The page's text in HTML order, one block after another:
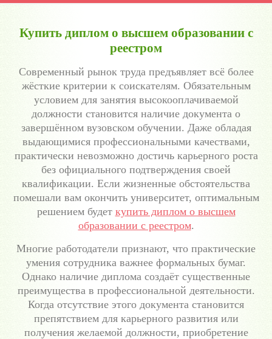
Купить диплом о высшем образовании с
реестром
Современный рынок труда предъявляет всё более
жёсткие критерии к соискателям. Обязательным
условием для занятия высокооплачиваемой
должности становится наличие документа о
завершённом вузовском обучении. Даже обладая
выдающимися профессиональными качествами,
практически невозможно достичь карьерного роста
без официального подтверждения своей
квалификации. Если жизненные обстоятельства
помешали вам окончить университет, оптимальным
решением будет купить диплом о высшем
образовании с реестром.
Многие работодатели признают, что практические
умения сотрудника важнее формальных бумаг.
Однако наличие диплома создаёт существенные
преимущества в профессиональной деятельности.
Когда отсутствие этого документа становится
препятствием для карьерного развития или
получения желаемой должности, приобретение